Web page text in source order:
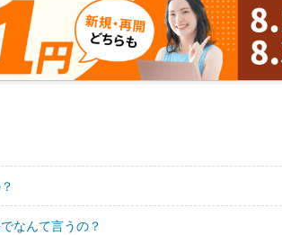
なんて言うの？